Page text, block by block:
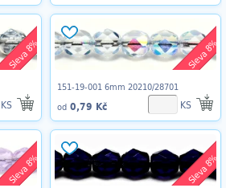
Sleva 8%
KS
Sleva 8%
151-19-001 6mm 20210/28701
od 0,79 Kč KS
Sleva 8% Sleva 8%